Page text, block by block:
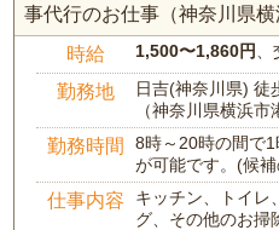
事代行のお仕事（神奈川県横
時給 1,500〜1,860円
勤務地
日吉(神奈川県) 徒
（神奈川県横浜市
勤務時間
8時～20時の間で
が可能です。(候
仕事内容
キッチン、トイレ
グ、その他のお掃